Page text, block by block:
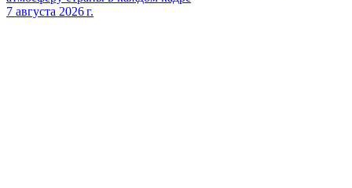
7 августа 2026 г.